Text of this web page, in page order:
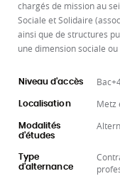
chargés de mission au
Sociale et Solidaire
ainsi que de structures
une dimension sociale ou
Niveau d'accès
Localisation Metz
Modalités
d'études
Type
d'alternance